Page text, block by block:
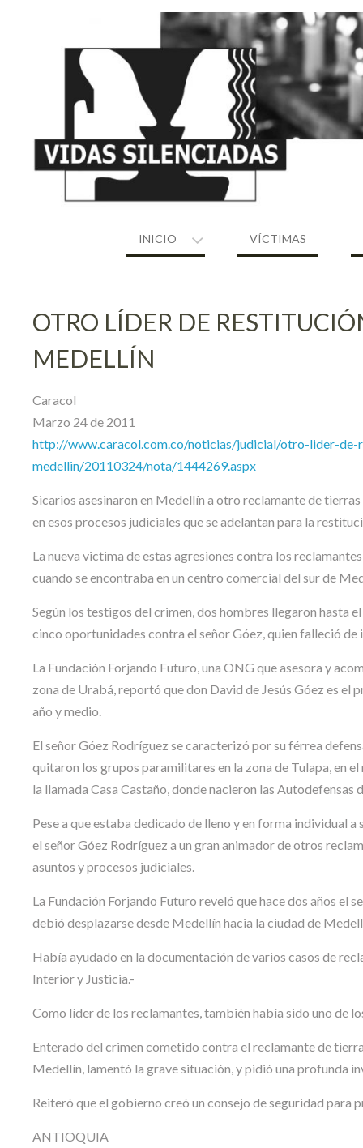
INICIO VÍCTIMAS
OTRO LÍDER DE
MEDELLÍN
Caracol
Marzo 24 de 2011
http://www.caracol.com.co/noticias/judicial/otro-lider-de-
medellin/20110324/nota/1444269.aspx
Sicarios asesinaron en Medellín a otro reclamante de
en esos procesos judiciales que se adelantan para la
La nueva victima de estas agresiones contra los
cuando se encontraba en un centro comercial del sur de
Según los testigos del crimen, dos hombres llegaron hasta
cinco oportunidades contra el señor Góez, quien falleció
La Fundación Forjando Futuro, una ONG que asesora y
zona de Urabá, reportó que don David de Jesús Góez es el
año y medio.
El señor Góez Rodríguez se caracterizó por su férrea
quitaron los grupos paramilitares en la zona de Tulapa, en
la llamada Casa Castaño, donde nacieron las Autodefensas
Pese a que estaba dedicado de lleno y en forma individual
el señor Góez Rodríguez a un gran animador de otros
asuntos y procesos judiciales.
La Fundación Forjando Futuro reveló que hace dos años el
debió desplazarse desde Medellín hacia la ciudad de
Había ayudado en la documentación de varios casos de
Interior y Justicia.-
Como líder de los reclamantes, también había sido uno de
Enterado del crimen cometido contra el reclamante de
Medellín, lamentó la grave situación, y pidió una profunda
Reiteró que el gobierno creó un consejo de seguridad para
ANTIOQUIA